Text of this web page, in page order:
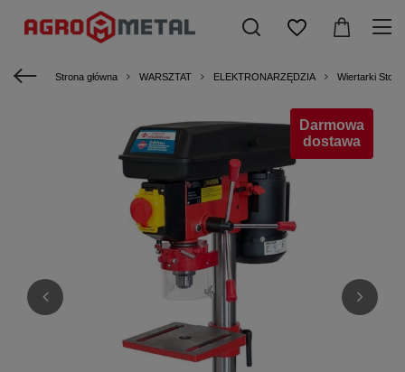
Strona główna WARSZTAT ELEKTRONARZĘDZIA Wiertarki
Darmowa
dostawa